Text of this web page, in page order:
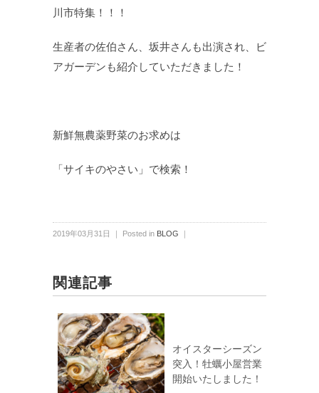
川市特集！！！
生産者の佐伯さん、坂井さんも出演され、ビ
アガーデンも紹介していただきました！
新鮮無農薬野菜のお求めは
「サイキのやさい」で検索！
2019年03月31日 ｜ Posted in BLOG ｜
関連記事
オイスターシーズン
突入！牡蠣小屋営業
開始いたしました！